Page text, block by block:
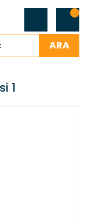
ARA
1